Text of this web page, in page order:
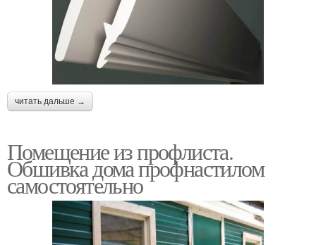
читать дальше →
Помещение из профлиста.
Обшивка дома профнастилом
самостоятельно